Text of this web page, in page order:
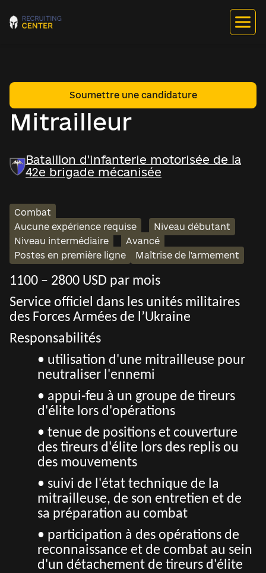
Mitrailleur
Soumettre une candidature
Bataillon d'infanterie motorisée de la
42e brigade mécanisée
Combat
Aucune expérience requise
Niveau débutant
Niveau intermédiaire
Avancé
Postes en première ligne
Maîtrise de l'armement
1100 – 2800 USD par mois
Service officiel dans les unités militaires
des Forces Armées de l’Ukraine
Responsabilités
• utilisation d'une mitrailleuse pour
neutraliser l'ennemi
• appui-feu à un groupe de tireurs
d'élite lors d'opérations
• tenue de positions et couverture
des tireurs d'élite lors des replis ou
des mouvements
• suivi de l'état technique de la
mitrailleuse, de son entretien et de
sa préparation au combat
• participation à des opérations de
reconnaissance et de combat au sein
d'un détachement de tireurs d'élite